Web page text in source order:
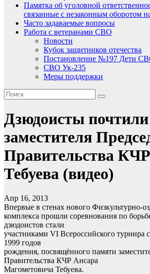
Памятка об уголовной
связанные с незаконным оборотом
Часто задаваемые вопросы
Работа с ветеранами СВО
Новости
Кубок защитников отечества
Постановление №197 Дети
СВО Ук-235
Меры поддержки
Дзюдоисты
заместителя
Правительства
Тебуева (видео)
Апр 16, 2013
Впервые в стенах нового Физкультурно-
комплекса прошли соревнования по
дзюдоистов стали
участниками VI Всероссийского турнира
1999 годов
рождения, посвящённого памяти
Правительства КЧР Ансара
Магометовича Тебуева.